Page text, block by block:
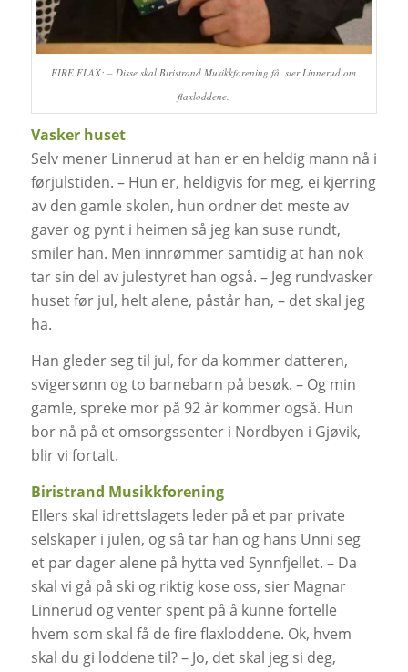
FIRE FLAX: – Disse skal Biristrand Musikkforening få, sier Linnerud om
flaxloddene.
Vasker huset
Selv mener Linnerud at han er en heldig mann nå i
førjulstiden. – Hun er, heldigvis for meg, ei kjerring
av den gamle skolen, hun ordner det meste av
gaver og pynt i heimen så jeg kan suse rundt,
smiler han. Men innrømmer samtidig at han nok
tar sin del av julestyret han også. – Jeg rundvasker
huset før jul, helt alene, påstår han, – det skal jeg
ha.
Han gleder seg til jul, for da kommer datteren,
svigersønn og to barnebarn på besøk. – Og min
gamle, spreke mor på 92 år kommer også. Hun
bor nå på et omsorgssenter i Nordbyen i Gjøvik,
blir vi fortalt.
Biristrand Musikkforening
Ellers skal idrettslagets leder på et par private
selskaper i julen, og så tar han og hans Unni seg
et par dager alene på hytta ved Synnfjellet. – Da
skal vi gå på ski og riktig kose oss, sier Magnar
Linnerud og venter spent på å kunne fortelle
hvem som skal få de fire flaxloddene. Ok, hvem
skal du gi loddene til?– Jo, det skal jeg si deg,